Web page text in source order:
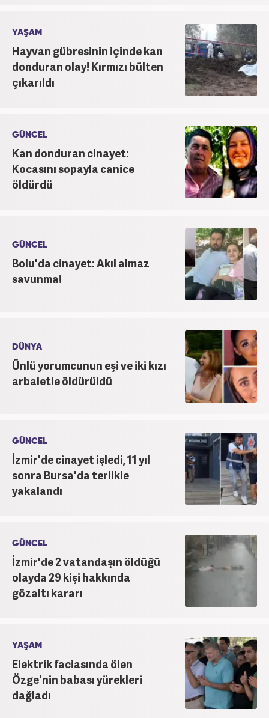
YAŞAM
Hayvan gübresinin içinde kan
donduran olay! Kırmızı bülten
çıkarıldı
GÜNCEL
Kan donduran cinayet:
Kocasını sopayla canice
öldürdü
GÜNCEL
Bolu'da cinayet: Akıl almaz
savunma!
DÜNYA
Ünlü yorumcunun eşi ve iki kızı
arbaletle öldürüldü
GÜNCEL
İzmir'de cinayet işledi, 11 yıl
sonra Bursa'da terlikle
yakalandı
GÜNCEL
İzmir'de 2 vatandaşın öldüğü
olayda 29 kişi hakkında
gözaltı kararı
YAŞAM
Elektrik faciasında ölen
Özge'nin babası yürekleri
dağladı